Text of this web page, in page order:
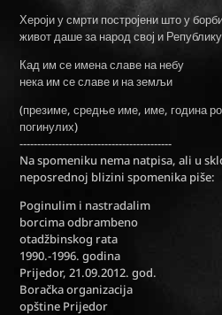
Хероји у смрти постројени што у
живот даше за народ свој и
Кад им се имена славе на небу
нека им се славе и на земљи
(презиме, средње име, име, година
погинулих)
-------------------------------------------
Na spomeniku nema natpisa, ali u
neposrednoj blizini spomenika piše:
Poginulim i nastradalim
borcima odbrambeno
otadžbinskog rata
1990.-1996. godina
Prijedor, 21.09.2012. god.
Boračka organizacija
opštine Prijedor